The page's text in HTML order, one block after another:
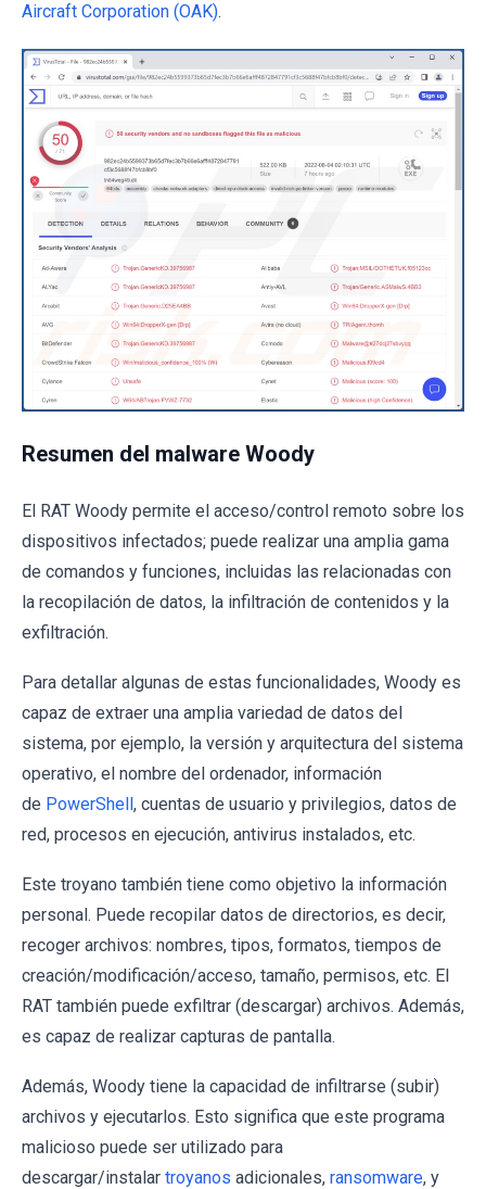
Aircraft Corporation (OAK).
Resumen del malware Woody
El RAT Woody permite el acceso/control remoto sobre los
dispositivos infectados; puede realizar una amplia gama
de comandos y funciones, incluidas las relacionadas con
la recopilación de datos, la infiltración de contenidos y la
exfiltración.
Para detallar algunas de estas funcionalidades, Woody es
capaz de extraer una amplia variedad de datos del
sistema, por ejemplo, la versión y arquitectura del sistema
operativo, el nombre del ordenador, información
de PowerShell, cuentas de usuario y privilegios, datos de
red, procesos en ejecución, antivirus instalados, etc.
Este troyano también tiene como objetivo la información
personal. Puede recopilar datos de directorios, es decir,
recoger archivos: nombres, tipos, formatos, tiempos de
creación/modificación/acceso, tamaño, permisos, etc. El
RAT también puede exfiltrar (descargar) archivos. Además,
es capaz de realizar capturas de pantalla.
Además, Woody tiene la capacidad de infiltrarse (subir)
archivos y ejecutarlos. Esto significa que este programa
malicioso puede ser utilizado para
descargar/instalar troyanos adicionales, ransomware, y